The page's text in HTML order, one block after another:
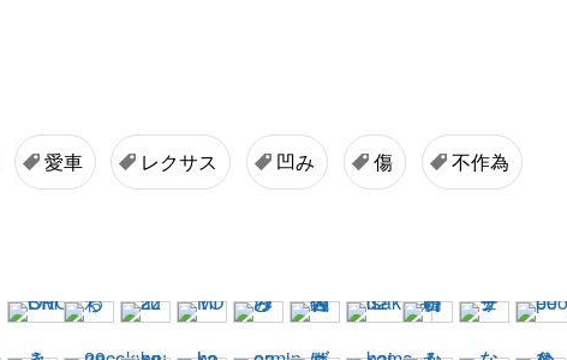
愛車 レクサス 凹み 傷 不作為